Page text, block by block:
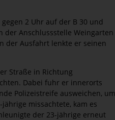
2 Uhr auf der B 30 und
Anschlussstelle Weingarten
der Ausfahrt lenkte er seinen
Straße in Richtung
Dabei fuhr er innerorts
Polizeistreife ausweichen, um
missachtete, kam es
der 23-jährige erneut